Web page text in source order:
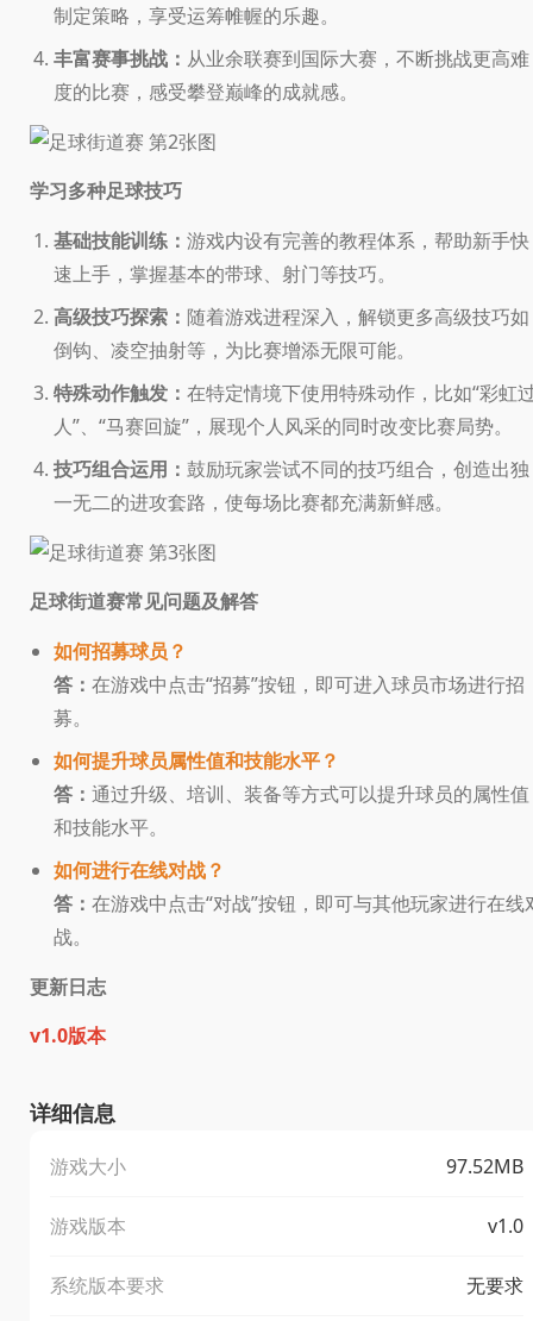
制定策略，享受运筹帷幄的乐趣。
丰富赛事挑战： 从业余联赛到国际大赛，不断挑战更高难
度的比赛，感受攀登巅峰的成就感。
学习多种足球技巧
基础技能训练： 游戏内设有完善的教程体系，帮助新手快
速上手，掌握基本的带球、射门等技巧。
高级技巧探索： 随着游戏进程深入，解锁更多高级技巧如
倒钩、凌空抽射等，为比赛增添无限可能。
特殊动作触发： 在特定情境下使用特殊动作，比如“彩虹
人”、“马赛回旋”，展现个人风采的同时改变比赛局势。
技巧组合运用： 鼓励玩家尝试不同的技巧组合，创造出独
一无二的进攻套路，使每场比赛都充满新鲜感。
足球街道赛常见问题及解答
如何招募球员？
答： 在游戏中点击“招募”按钮，即可进入球员市场进行招
募。
如何提升球员属性值和技能水平？
答： 通过升级、培训、装备等方式可以提升球员的属性值
和技能水平。
如何进行在线对战？
答： 在游戏中点击“对战”按钮，即可与其他玩家进行在线
战。
更新日志
v1.0版本
详细信息
游戏大小 97.52MB
游戏版本 v1.0
系统版本要求 无要求